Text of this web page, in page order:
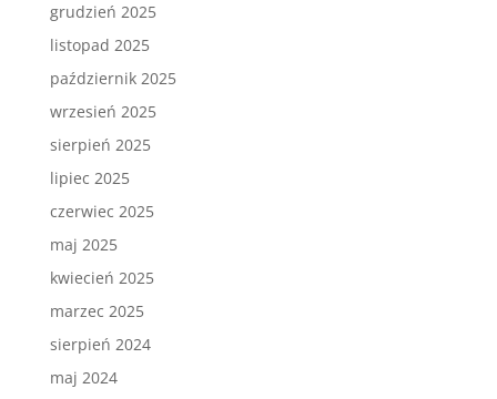
grudzień 2025
listopad 2025
październik 2025
wrzesień 2025
sierpień 2025
lipiec 2025
czerwiec 2025
maj 2025
kwiecień 2025
marzec 2025
sierpień 2024
maj 2024